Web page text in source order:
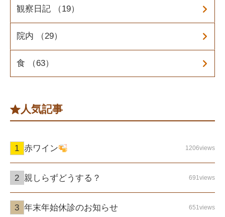
観察日記 （19）
院内 （29）
食 （63）
人気記事
赤ワイン 1206views
親しらずどうする？ 691views
年末年始休診のお知らせ 651views